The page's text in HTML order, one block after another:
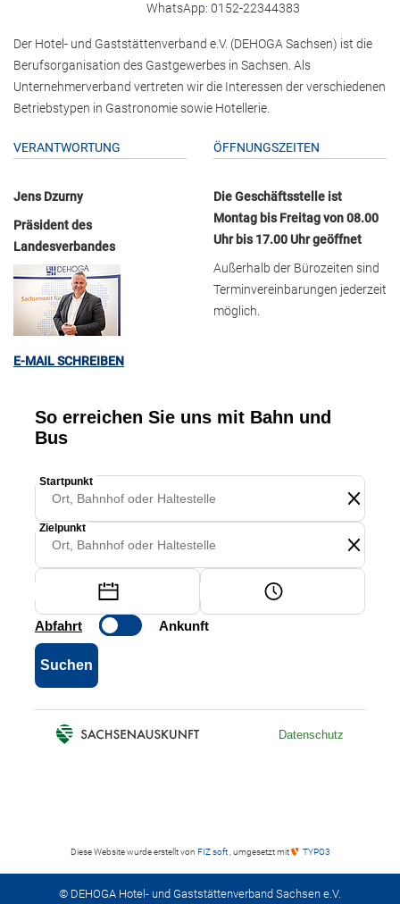
WhatsApp: 0152-22344383
Der Hotel- und Gaststättenverband e.V. (DEHOGA Sachsen) ist die
Berufsorganisation des Gastgewerbes in Sachsen. Als
Unternehmerverband vertreten wir die Interessen der verschiedenen
Betriebstypen in Gastronomie sowie Hotellerie.
VERANTWORTUNG
Jens Dzurny
Präsident des
Landesverbandes
E-MAIL SCHREIBEN
ÖFFNUNGSZEITEN
Die Geschäftsstelle ist
Montag bis Freitag von 08.00
Uhr bis 17.00 Uhr geöffnet
Außerhalb der Bürozeiten sind
Terminvereinbarungen jederzeit
möglich.
Diese Website wurde erstellt von FIZ soft , umgesetzt mit TYPO3
© DEHOGA Hotel- und Gaststättenverband Sachsen e.V.